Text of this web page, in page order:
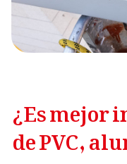
¿Es mejor
de PVC,